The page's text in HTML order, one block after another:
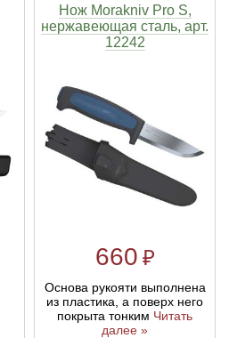
Нож Morakniv Pro S,
нержавеющая сталь, арт.
12242
660 ₽
Основа рукояти выполнена
из пластика, а поверх него
покрыта тонким Читать
далее »